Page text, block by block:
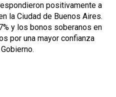
positivamente a
la Ciudad de Buenos Aires.
y los bonos soberanos en
por una mayor confianza